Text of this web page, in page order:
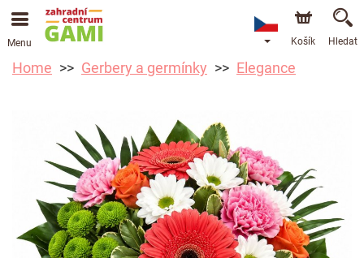
Menu Košík Hledat
Home Gerbery a germínky Elegance